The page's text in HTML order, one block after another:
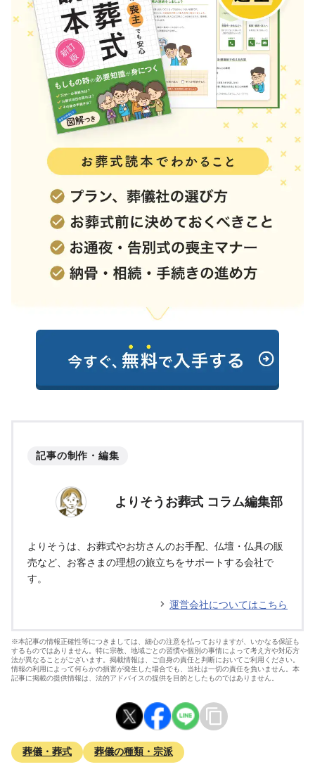
記事の制作・編集
よりそうお葬式 コラム編集部
よりそうは、お葬式やお坊さんのお手配、仏壇・仏具の販
売など、お客さまの理想の旅立ちをサポートする会社で
す。
運営会社についてはこちら
※本記事の情報正確性等につきましては、細心の注意を払っておりますが、いかなる保証も
するものではありません。特に宗教、地域ごとの習慣や個別の事情によって考え方や対応方
法が異なることがございます。掲載情報は、ご自身の責任と判断においてご利用ください。
情報の利用によって何らかの損害が発生した場合でも、当社は一切の責任を負いません。本
記事に掲載の提供情報は、法的アドバイスの提供を目的としたものではありません。
葬儀・葬式 葬儀の種類・宗派